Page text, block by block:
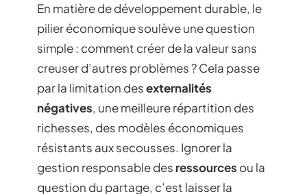
En matière de développement durable, le
pilier économique soulève une question
simple : comment créer de la valeur sans
creuser d’autres problèmes ? Cela passe
par la limitation desexternalités
négatives, une meilleure répartition des
richesses, des modèles économiques
résistants aux secousses. Ignorer la
gestion responsable des ressources ou la
question du partage, c’est laisser la